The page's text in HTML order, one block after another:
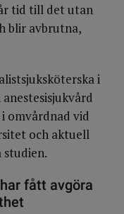
tid till det utan
blir avbrutna,
i
omvårdnad vid
och aktuell
studien.
fått avgöra